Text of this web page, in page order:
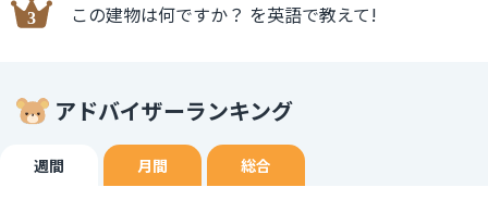
この建物は何ですか？ を英語で教えて!
アドバイザーランキング
週間 月間 総合